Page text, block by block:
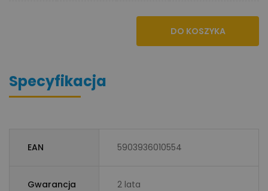
DO KOSZYKA
Specyfikacja
EAN 5903936010554
Gwarancja 2 lata